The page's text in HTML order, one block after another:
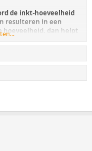
de inkt-hoeveelheid
resulteren in een
hoeveelheid. dan helpt